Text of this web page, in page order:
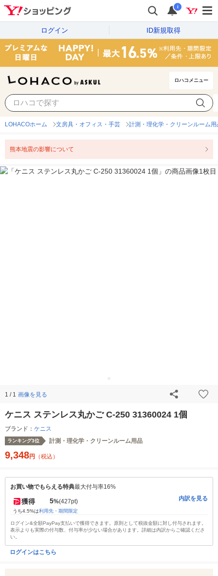
i
ログイン ID新規取得
ロハコメニュー
LOHACOホーム 文房具・オフィス・手芸 計測・理化学・クリーンルーム用
熊本地震の影響について
1 / 1 画像を見る
ケニス ステンレス丸かご C-250 31360024 1個
ブランド： ケニス
ランキング3位 計測・理化学・クリーンルーム用品
9,348円 （税込）
お買い物でもらえる特典最大付与率16%
獲得 5%(427pt)
うち4.5%は利用先・期間限定
内訳を見る
ログイン&全額PayPay支払いで獲得できます。原則として税抜金額に対し付与されます。
表示よりも実際の付与数、付与率が少ない場合があります。詳細は内訳からご確認くださ
い。
ログインはこちら